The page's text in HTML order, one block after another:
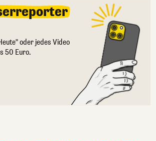
oder jedes Video
50 Euro.